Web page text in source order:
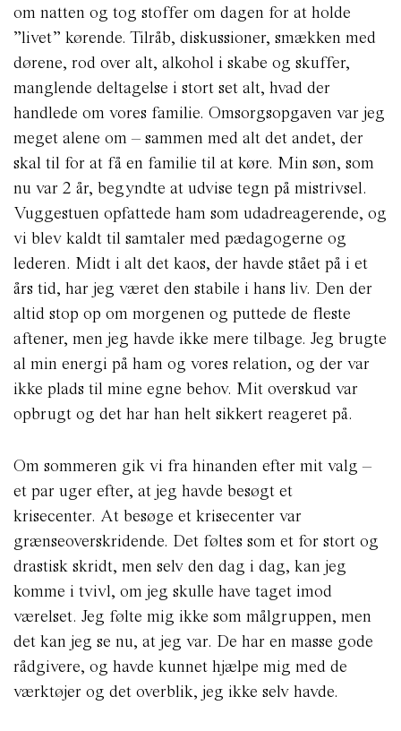
om natten og tog stoffer om dagen for at holde
”livet” kørende. Tilråb, diskussioner, smækken med
dørene, rod over alt, alkohol i skabe og skuffer,
manglende deltagelse i stort set alt, hvad der
handlede om vores familie. Omsorgsopgaven var jeg
meget alene om – sammen med alt det andet, der
skal til for at få en familie til at køre. Min søn, som
nu var 2 år, begyndte at udvise tegn på mistrivsel.
Vuggestuen opfattede ham som udadreagerende, og
vi blev kaldt til samtaler med pædagogerne og
lederen. Midt i alt det kaos, der havde stået på i et
års tid, har jeg været den stabile i hans liv. Den der
altid stop op om morgenen og puttede de fleste
aftener, men jeg havde ikke mere tilbage. Jeg brugte
al min energi på ham og vores relation, og der var
ikke plads til mine egne behov. Mit overskud var
opbrugt og det har han helt sikkert reageret på.
Om sommeren gik vi fra hinanden efter mit valg –
et par uger efter, at jeg havde besøgt et
krisecenter. At besøge et krisecenter var
grænseoverskridende. Det føltes som et for stort og
drastisk skridt, men selv den dag i dag, kan jeg
komme i tvivl, om jeg skulle have taget imod
værelset. Jeg følte mig ikke som målgruppen, men
det kan jeg se nu, at jeg var. De har en masse gode
rådgivere, og havde kunnet hjælpe mig med de
værktøjer og det overblik, jeg ikke selv havde.